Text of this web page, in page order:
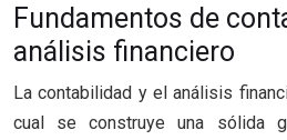
Fundamentos de
análisis financiero
La contabilidad y el análisis
cual se construye una sólida